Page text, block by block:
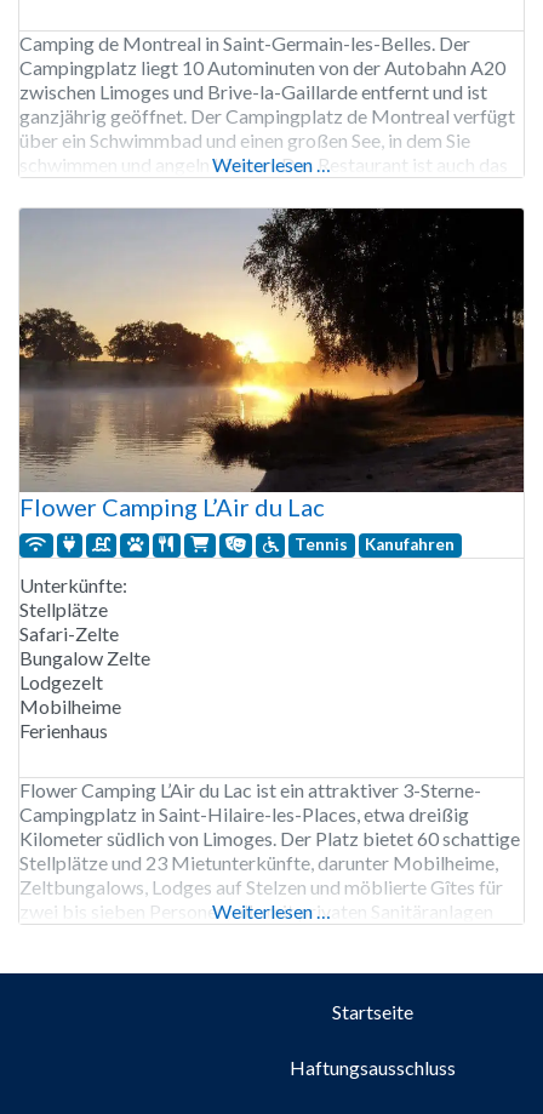
Camping de Montreal in Saint-Germain-les-Belles. Der
Campingplatz liegt 10 Autominuten von der Autobahn A20
zwischen Limoges und Brive-la-Gaillarde entfernt und ist
ganzjährig geöffnet. Der Campingplatz de Montreal verfügt
über ein Schwimmbad und einen großen See, in dem Sie
schwimmen und angeln können. Das Restaurant ist auch das
preiswerte, köstliche Mahlzeit zu
Weiterlesen …
Flower Camping L’Air du Lac
Tennis Kanufahren
Unterkünfte:
Stellplätze
Safari-Zelte
Bungalow Zelte
Lodgezelt
Mobilheime
Ferienhaus
Flower Camping L’Air du Lac ist ein attraktiver 3-Sterne-
Campingplatz in Saint-Hilaire-les-Places, etwa dreißig
Kilometer südlich von Limoges. Der Platz bietet 60 schattige
Stellplätze und 23 Mietunterkünfte, darunter Mobilheime,
Zeltbungalows, Lodges auf Stelzen und möblierte Gîtes für
zwei bis sieben Personen, alle mit privaten Sanitäranlagen
Weiterlesen …
Startseite
Haftungsausschluss